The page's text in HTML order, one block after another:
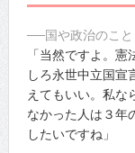
──国や政治のこと
「当然ですよ。
しろ永世中立国宣
えてもいい。私な
なかった人は３年
したいですね」